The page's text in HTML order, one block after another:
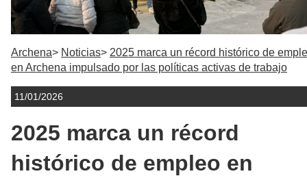
Archena Noticias
2025 marca un récord histórico de
en Archena impulsado por las políticas activas de trabajo
11/01/2026
2025 marca un récord
histórico de empleo en